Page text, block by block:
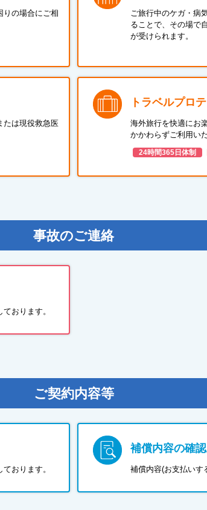
りの場合にご相
ご旅行中のケガ・病
ることで、その場で
が受けられます。
たは現役救急医
トラベルプロ
海外旅行を快適にお
かかわらずご利用い
24時間365日体制
事故のご連絡
おります。
ご契約内容等
おります。
補償内容の確認
補償内容(お支払いす